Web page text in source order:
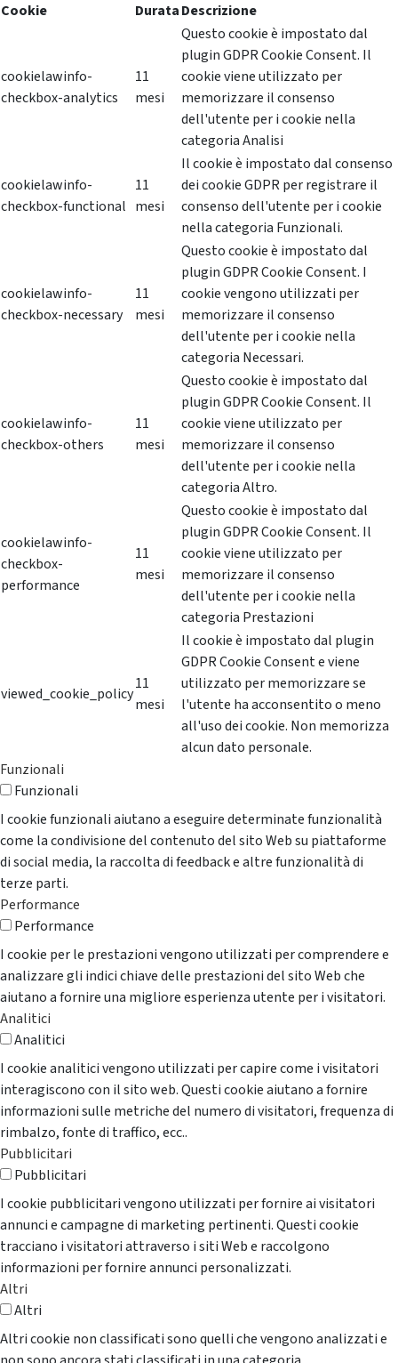
Cookie
DurataDescrizione
cookielawinfo-
checkbox-analytics
11
mesi
Questo cookie è impostato dal
plugin GDPR Cookie Consent. Il
cookie viene utilizzato per
memorizzare il consenso
dell'utente per i cookie nella
categoria Analisi
cookielawinfo-
checkbox-functional
11
mesi
Il cookie è impostato dal consenso
dei cookie GDPR per registrare il
consenso dell'utente per i cookie
nella categoria Funzionali.
cookielawinfo-
checkbox-necessary
11
mesi
Questo cookie è impostato dal
plugin GDPR Cookie Consent. I
cookie vengono utilizzati per
memorizzare il consenso
dell'utente per i cookie nella
categoria Necessari.
cookielawinfo-
checkbox-others
11
mesi
Questo cookie è impostato dal
plugin GDPR Cookie Consent. Il
cookie viene utilizzato per
memorizzare il consenso
dell'utente per i cookie nella
categoria Altro.
cookielawinfo-
checkbox-
performance
11
mesi
Questo cookie è impostato dal
plugin GDPR Cookie Consent. Il
cookie viene utilizzato per
memorizzare il consenso
dell'utente per i cookie nella
categoria Prestazioni
viewed_cookie_policy
11
mesi
Il cookie è impostato dal plugin
GDPR Cookie Consent e viene
utilizzato per memorizzare se
l'utente ha acconsentito o meno
all'uso dei cookie. Non memorizza
alcun dato personale.
Funzionali
Funzionali
I cookie funzionali aiutano a eseguire determinate funzionalità
come la condivisione del contenuto del sito Web su piattaforme
di social media, la raccolta di feedback e altre funzionalità di
terze parti.
Performance
Performance
I cookie per le prestazioni vengono utilizzati per comprendere e
analizzare gli indici chiave delle prestazioni del sito Web che
aiutano a fornire una migliore esperienza utente per i visitatori.
Analitici
Analitici
I cookie analitici vengono utilizzati per capire come i visitatori
interagiscono con il sito web. Questi cookie aiutano a fornire
informazioni sulle metriche del numero di visitatori, frequenza di
rimbalzo, fonte di traffico, ecc..
Pubblicitari
Pubblicitari
I cookie pubblicitari vengono utilizzati per fornire ai visitatori
annunci e campagne di marketing pertinenti. Questi cookie
tracciano i visitatori attraverso i siti Web e raccolgono
informazioni per fornire annunci personalizzati.
Altri
Altri
Altri cookie non classificati sono quelli che vengono analizzati e